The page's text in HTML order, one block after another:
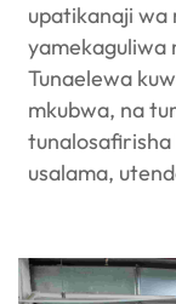
upatikanaji wa
yamekaguliwa
Tunaelewa
mkubwa, na
tunalosafirisha
usalama,